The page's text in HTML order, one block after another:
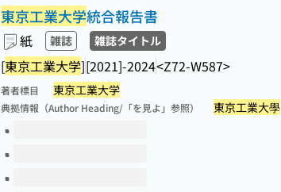
東京工業大学統合報告書
紙 雑誌 雑誌タイトル
[東京工業大学][2021]-2024<Z72-W587>
著者標目 東京工業大学
典拠情報（Author Heading/「を見よ」参照） 東京工業大學
このタイトルの巻号